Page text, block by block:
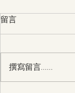
留言
撰寫留言......